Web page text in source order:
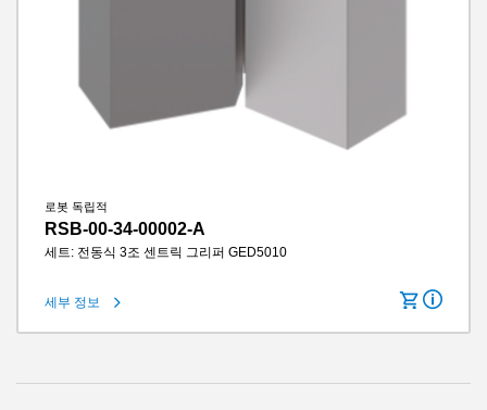
로봇 독립적
RSB-00-34-00002-A
세트: 전동식 3조 센트릭 그리퍼 GED5010
턱당 스트로크
무게
3.9 kg
세부 정보